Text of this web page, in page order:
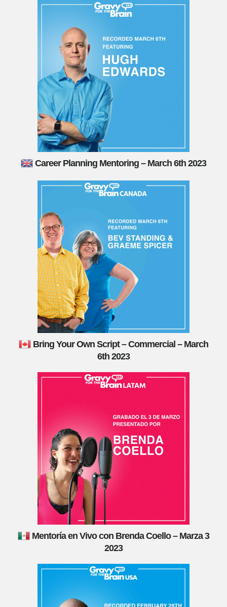
Career Planning Mentoring – March 6th 2023
Bring Your Own Script – Commercial – March
6th 2023
Mentoría en Vivo con Brenda Coello – Marza 3
2023